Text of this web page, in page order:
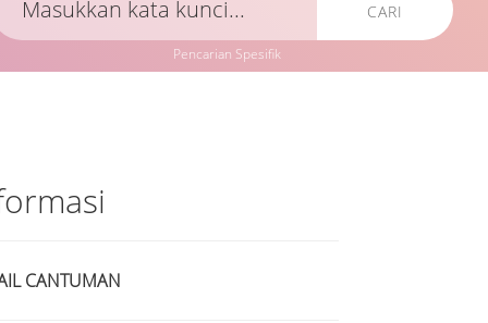
CARI
Pencarian Spesifik
CANTUMAN